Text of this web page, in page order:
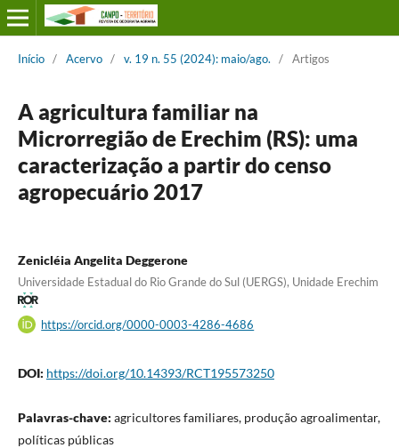
Início / Acervo / v. 19 n. 55 (2024): maio/ago. / Artigos
A agricultura familiar na
Microrregião de Erechim (RS): uma
caracterização a partir do censo
agropecuário 2017
Zenicléia Angelita Deggerone
Universidade Estadual do Rio Grande do Sul (UERGS), Unidade Erechim
https://orcid.org/0000-0003-4286-4686
DOI: https://doi.org/10.14393/RCT195573250
Palavras-chave: agricultores familiares, produção agroalimentar,
políticas públicas